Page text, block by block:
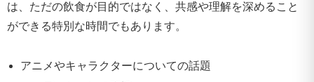
は、ただの飲食が目的ではなく、共感や理解を深めること
ができる特別な時間でもあります。
アニメやキャラクターについての話題